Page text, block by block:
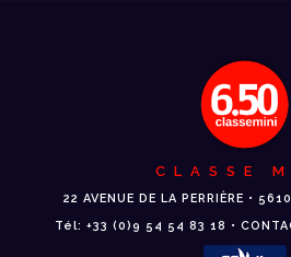
CLASSE
22 AVENUE DE LA PERRIÈRE •
Tél: +33 (0)9 54 54 83 18 •